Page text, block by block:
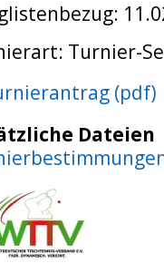
Turnier-
(pdf)
Dateien